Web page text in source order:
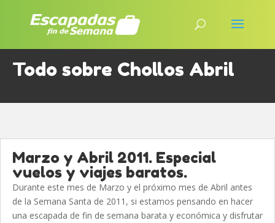
Todo sobre Chollos Abril
Marzo y Abril 2011. Especial
vuelos y viajes baratos.
Durante este mes de Marzo y el próximo mes de Abril antes
de la Semana Santa de 2011, si estamos pensando en hacer
una escapada de fin de semana barata y económica y disfrutar